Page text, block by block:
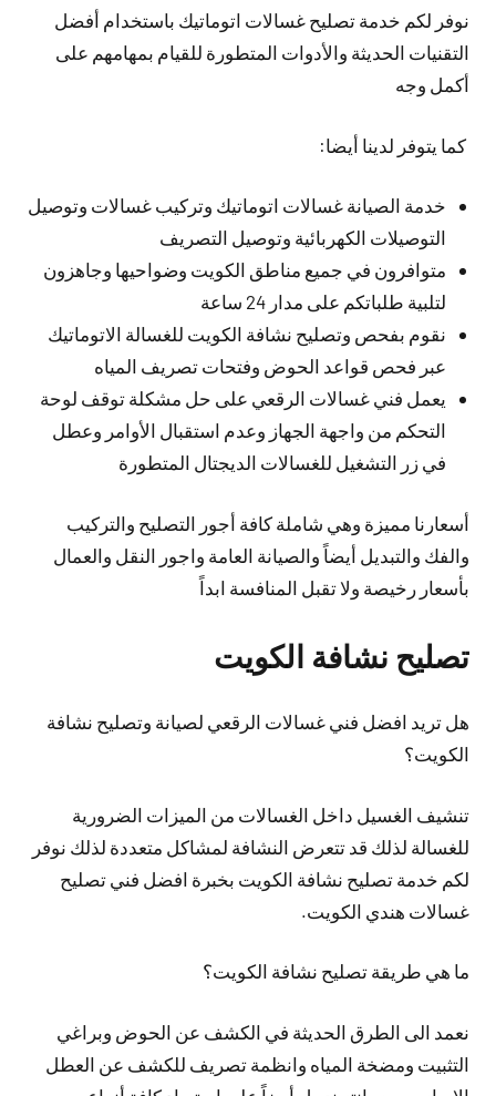
نوفر لكم خدمة تصليح غسالات اتوماتيك باستخدام أفضل
التقنيات الحديثة والأدوات المتطورة للقيام بمهامهم على
أكمل وجه
كما يتوفر لدينا أيضا:
خدمة الصيانة غسالات اتوماتيك وتركيب غسالات وتوصيل
التوصيلات الكهربائية وتوصيل التصريف
متوافرون في جميع مناطق الكويت وضواحيها وجاهزون
لتلبية طلباتكم على مدار 24 ساعة
نقوم بفحص وتصليح نشافة الكويت للغسالة الاتوماتيك
عبر فحص قواعد الحوض وفتحات تصريف المياه
يعمل فني غسالات الرقعي على حل مشكلة توقف لوحة
التحكم من واجهة الجهاز وعدم استقبال الأوامر وعطل
في زر التشغيل للغسالات الديجتال المتطورة
أسعارنا مميزة وهي شاملة كافة أجور التصليح والتركيب
والفك والتبديل أيضاً والصيانة العامة واجور النقل والعمال
بأسعار رخيصة ولا تقبل المنافسة ابداً
تصليح نشافة الكويت
هل تريد افضل فني غسالات الرقعي لصيانة وتصليح نشافة
الكويت؟
تنشيف الغسيل داخل الغسالات من الميزات الضرورية
للغسالة لذلك قد تتعرض النشافة لمشاكل متعددة لذلك نوفر
لكم خدمة تصليح نشافة الكويت بخبرة افضل فني تصليح
غسالات هندي الكويت.
ما هي طريقة تصليح نشافة الكويت؟
نعمد الى الطرق الحديثة في الكشف عن الحوض وبراغي
التثبيت ومضخة المياه وانظمة تصريف للكشف عن العطل